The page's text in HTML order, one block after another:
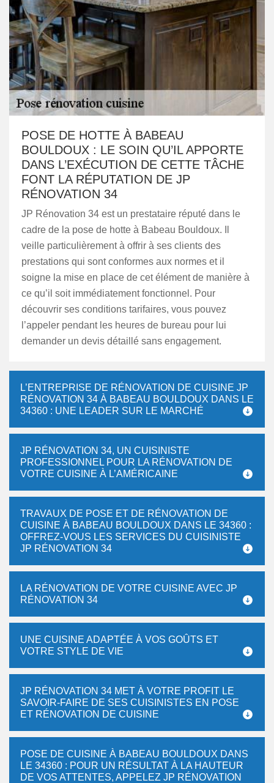
POSE DE HOTTE À BABEAU
BOULDOUX : LE SOIN QU’IL APPORTE
DANS L’EXÉCUTION DE CETTE TÂCHE
FONT LA RÉPUTATION DE JP
RÉNOVATION 34
JP Rénovation 34 est un prestataire réputé dans le
cadre de la pose de hotte à Babeau Bouldoux. Il
veille particulièrement à offrir à ses clients des
prestations qui sont conformes aux normes et il
soigne la mise en place de cet élément de manière à
ce qu’il soit immédiatement fonctionnel. Pour
découvrir ses conditions tarifaires, vous pouvez
l’appeler pendant les heures de bureau pour lui
demander un devis détaillé sans engagement.
L’ENTREPRISE DE RÉNOVATION DE CUISINE JP
RÉNOVATION 34 À BABEAU BOULDOUX DANS LE
34360 : UNE LEADER SUR LE MARCHÉ
JP RÉNOVATION 34, UN CUISINISTE
PROFESSIONNEL POUR LA RÉNOVATION DE
VOTRE CUISINE À L’AMÉRICAINE
TRAVAUX DE POSE ET DE RÉNOVATION DE
CUISINE À BABEAU BOULDOUX DANS LE 34360 :
OFFREZ-VOUS LES SERVICES DU CUISINISTE
JP RÉNOVATION 34
LA RÉNOVATION DE VOTRE CUISINE AVEC JP
RÉNOVATION 34
UNE CUISINE ADAPTÉE À VOS GOÛTS ET
VOTRE STYLE DE VIE
JP RÉNOVATION 34 MET À VOTRE PROFIT LE
SAVOIR-FAIRE DE SES CUISINISTES EN POSE
ET RÉNOVATION DE CUISINE
POSE DE CUISINE À BABEAU BOULDOUX DANS
LE 34360 : POUR UN RÉSULTAT À LA HAUTEUR
DE VOS ATTENTES, APPELEZ JP RÉNOVATION